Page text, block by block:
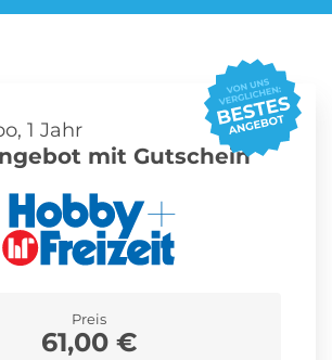
Abo Streaming Abo
Abo Zeitschriften Abo
News
1 Jahr
mit Gutschein
Preis
61,00 €